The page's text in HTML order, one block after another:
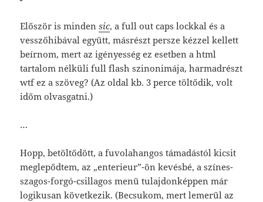
Először is mindensic, a full out caps lockkal és a
vesszőhibával együtt, másrészt persze kézzel kellett
beírnom, mert az igényesség ez esetben a html
tartalom nélküli full flash szinonimája, harmadrészt
wtf ez a szöveg? (Az oldal kb. 3 perce töltődik, volt
időm olvasgatni.)
…
Hopp, betöltődött, a fuvolahangos támadástól kicsit
meglepődtem, az „enterieur”-ön kevésbé, a színes-
szagos-forgó-csillagos menü tulajdonképpen már
logikusan következik. (Becsukom, mert lemerül az